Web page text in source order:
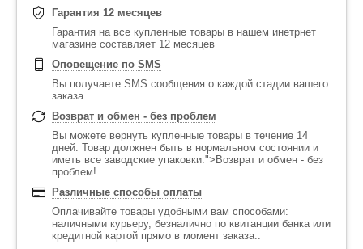
Гарантия 12 месяцев
Гарантия на все купленные товары в нашем инетрнет
магазине составляет 12 месяцев
Оповещение по SMS
Вы получаете SMS сообщения о каждой стадии вашего
заказа.
Возврат и обмен - без проблем
Вы можете вернуть купленные товары в течение 14
дней. Товар должнен быть в нормальном состоянии и
иметь все заводские упаковки.">Возврат и обмен - без
проблем!
Различные способы оплаты
Оплачивайте товары удобными вам способами:
наличными курьеру, безналично по квитанции банка или
кредитной картой прямо в момент заказа..